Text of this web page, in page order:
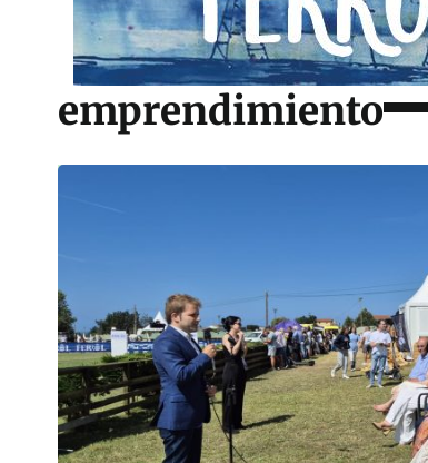
emprendimiento